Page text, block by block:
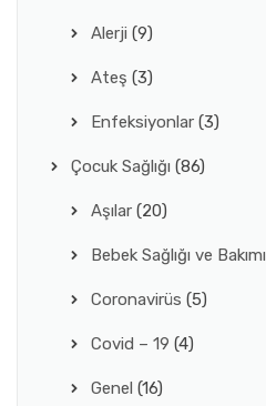
Alerji (9)
Ateş (3)
Enfeksiyonlar (3)
Çocuk Sağlığı (86)
Aşılar (20)
Bebek Sağlığı ve Bakımı
Coronavirüs (5)
Covid – 19 (4)
Genel (16)